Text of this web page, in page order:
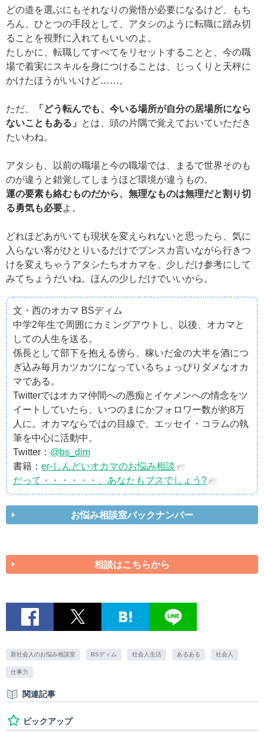
どの道を選ぶにもそれなりの覚悟が必要になるけど、もち
ろん、ひとつの手段として、アタシのように転職に踏み切
ることを視野に入れてもいいのよ。
たしかに、転職してすべてをリセットすることと、今の職
場で着実にスキルを身につけることは、じっくりと天秤に
かけたほうがいいけど……。
ただ、
「どう転んでも、今いる場所が自分の居場所になら
ないこともある」
とは、頭の片隅で覚えておいていただき
たいわね。
アタシも、以前の職場と今の職場では、まるで世界そのも
のが違うと錯覚してしまうほど環境が違うもの。
運の要素も絡むものだから、無理なものは無理だと割り切
る勇気も必要よ。
どれほどあがいても現状を変えられないと思ったら、気に
入らない客がひとりいるだけでプンスカ言いながら行きつ
けを変えちゃうアタシたちオカマを、少しだけ参考にして
みてちょうだいね。ほんの少しだけでいいから。
文・西のオカマ BSディム
中学2年生で周囲にカミングアウトし、以後、オカマと
しての人生を送る。
係長として部下を抱える傍ら、稼いだ金の大半を酒につ
ぎ込み毎月カツカツになっているちょっぴりダメなオカ
マである。
Twitterではオカマ仲間への愚痴とイケメンへの情念をツ
イートしていたら、いつのまにかフォロワー数が約8万
人に。オカマならではの目線で、エッセイ・コラムの執
筆を中心に活動中。
Twitter： @bs_dim
書籍： er-しんどいオカマのお悩み相談
だって・・・・・・、あなたもブスでしょう?
お悩み相談室バックナンバー
相談はこちらから
新社会人のお悩み相談室 BSディム 社会人生活 あるある 社会人
仕事力
関連記事
ピックアップ